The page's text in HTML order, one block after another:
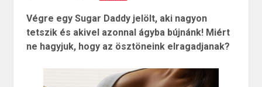
Végre egy Sugar Daddy jelölt, aki nagyon
tetszik és akivel azonnal ágyba bújnánk! Miért
ne hagyjuk, hogy az ösztöneink elragadjanak?